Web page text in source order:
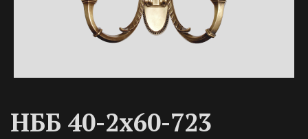
НББ 40-2х60-723